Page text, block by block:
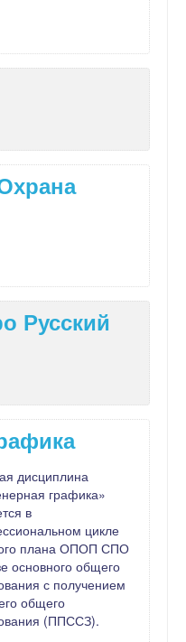
Русский
дисциплина
графика»
в
цикле
плана ОПОП СПО
основного общего
с получением
общего
(ППССЗ).